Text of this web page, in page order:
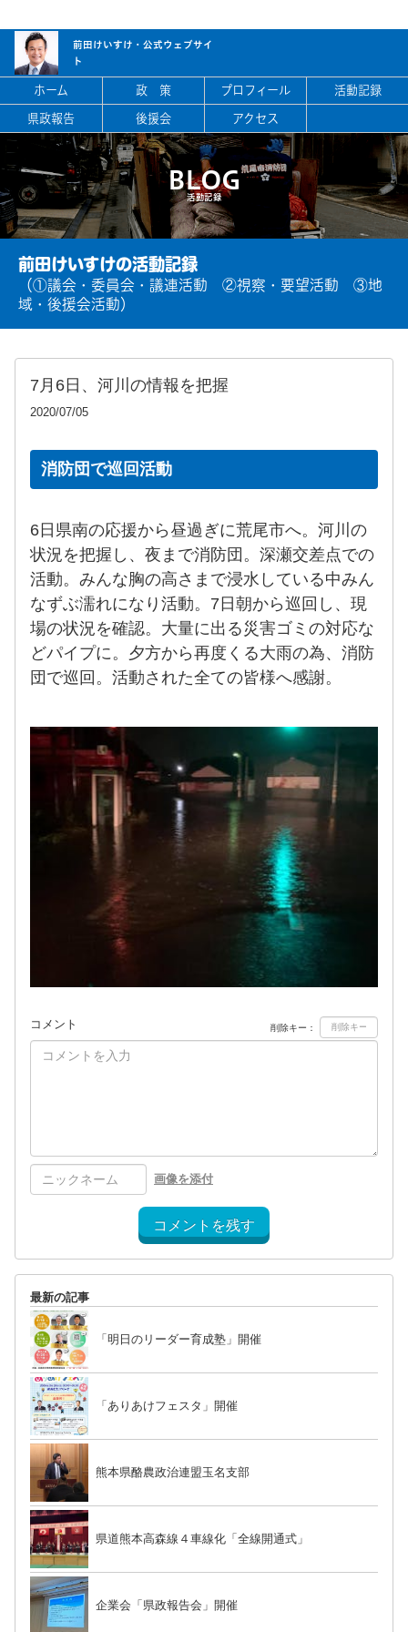
前田けいすけ・ 公式ウェブサイ
ト
ホーム 政 策 プロフィール
活動記録
県政報告
後援会 アクセス
BLOG
活動記録
前田けいすけの活動記録
（①議会・委員会・議連活動 ②視察・要望活動 ③地
域・後援会活動）
7月6日、河川の情報を把握
2020/07/05
消防団で巡回活動
6日県南の応援から昼過ぎに荒尾市へ。河川の
状況を把握し、夜まで消防団。深瀬交差点での
活動。みんな胸の高さまで浸水している中みん
なずぶ濡れになり活動。7日朝から巡回し、現
場の状況を確認。大量に出る災害ゴミの対応な
どパイプに。夕方から再度くる大雨の為、消防
団で巡回。活動された全ての皆様へ感謝。
コメント 削除キー：
画像を添付
コメントを残す
最新の記事
「明日のリーダー育成塾」開催
「ありあけフェスタ」開催
熊本県酪農政治連盟玉名支部
県道熊本高森線４車線化「全線開通式」
企業会「県政報告会」開催